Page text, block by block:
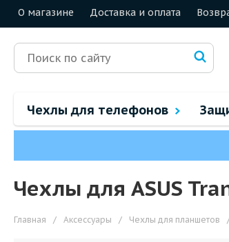
О магазине Доставка и оплата
Чехлы для телефонов
Чехлы для ASUS
Главная / Аксессуары / Чехлы для планшетов